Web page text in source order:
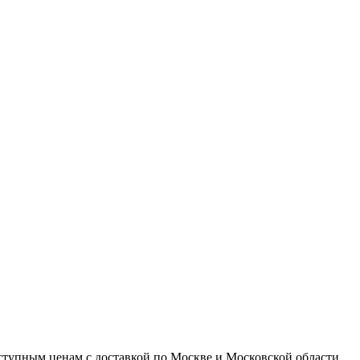
ценам с доставкой по Москве и Московской области.